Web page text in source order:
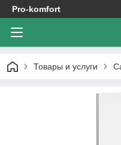
Pro-komfort
Товары и услуги